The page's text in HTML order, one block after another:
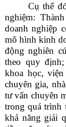
Cụ thể
nghiệm:
doanh nghiệp
mô hình kinh
động nghiên
theo quy
khoa học,
chuyên gia,
tư vấn chuyên
trong quá trình
khả năng giải